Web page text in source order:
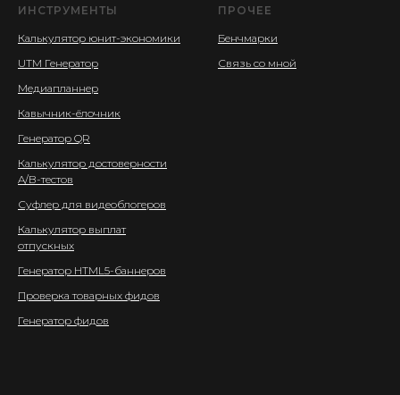
ИНСТРУМЕНТЫ
Калькулятор юнит-экономики
UTM Генератор
Медиапланнер
Кавычник-ёлочник
Генератор QR
Калькулятор достоверности
A/B-тестов
Суфлер для видеоблогеров
Калькулятор выплат
отпускных
Генератор HTML5-баннеров
Проверка товарных фидов
Генератор фидов
ПРОЧЕЕ
Бенчмарки
Связь со мной